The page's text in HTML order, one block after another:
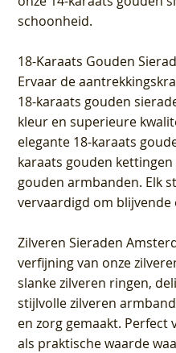
schoonheid.
18-Karaats Gouden
Ervaar de
18-karaats gouden
kleur en superieure
elegante 18-karaats
karaats gouden
gouden armbanden. Elk
vervaardigd om blijvende
Zilveren Sieraden
verfijning van onze
slanke zilveren ringen,
stijlvolle zilveren
en zorg gemaakt. Perfect
als praktische waarde